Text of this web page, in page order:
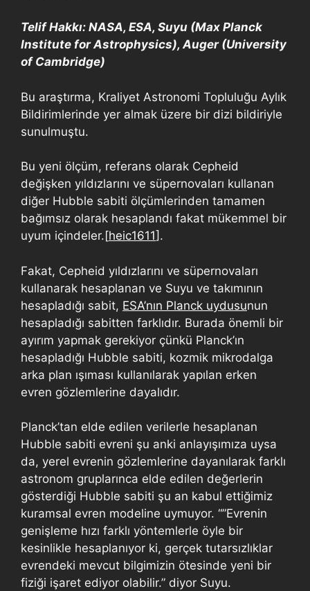
Telif Hakkı: NASA, ESA, Suyu (Max Planck
Institute for Astrophysics), Auger (University
of Cambridge)
Bu araştırma, Kraliyet Astronomi Topluluğu Aylık
Bildirimlerinde yer almak üzere bir dizi bildiriyle
sunulmuştu.
Bu yeni ölçüm, referans olarak Cepheid
değişken yıldızlarını ve süpernovaları kullanan
diğer Hubble sabiti ölçümlerinden tamamen
bağımsız olarak hesaplandı fakat mükemmel bir
uyum içindeler.[heic1611].
Fakat, Cepheid yıldızlarını ve süpernovaları
kullanarak hesaplanan ve Suyu ve takımının
hesapladığı sabit, ESA’nın Planck uydusunun
hesapladığı sabitten farklıdır. Burada önemli bir
ayırım yapmak gerekiyor çünkü Planck’ın
hesapladığı Hubble sabiti, kozmik mikrodalga
arka plan ışıması kullanılarak yapılan erken
evren gözlemlerine dayalıdır.
Planck’tan elde edilen verilerle hesaplanan
Hubble sabiti evreni şu anki anlayışımıza uysa
da, yerel evrenin gözlemlerine dayanılarak farklı
astronom gruplarınca elde edilen değerlerin
gösterdiği Hubble sabiti şu an kabul ettiğimiz
kuramsal evren modeline uymuyor. “”Evrenin
genişleme hızı farklı yöntemlerle öyle bir
kesinlikle hesaplanıyor ki, gerçek tutarsızlıklar
evrendeki mevcut bilgimizin ötesinde yeni bir
fiziği işaret ediyor olabilir.” diyor Suyu.